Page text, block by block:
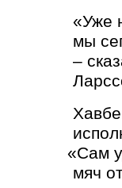
«Уже
мы
–
«Сам
мяч